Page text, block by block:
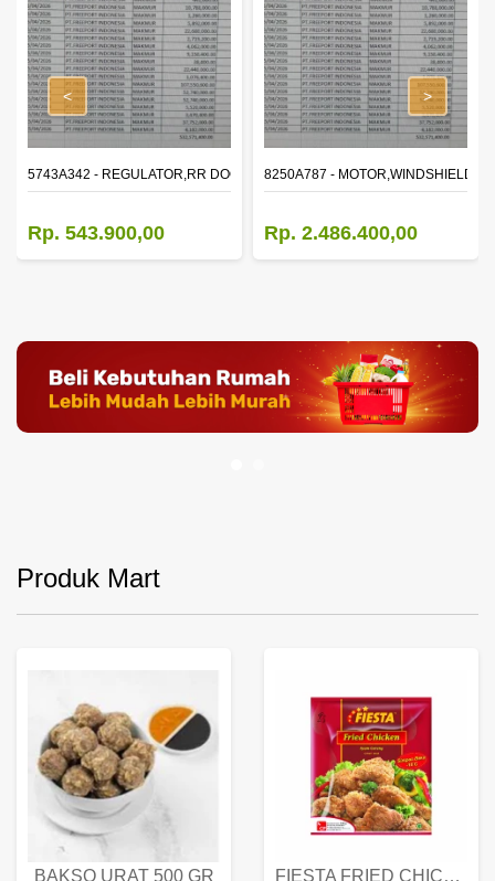
WINDOW,LH
5743A342 - REGULATOR,RR DOOR WINDOW,RH
Rp. 543.900,00
8250A787 - MOTOR,WINDSHIELD
Rp. 2.486.400,00
< >
Produk Mart
BAKSO URAT 500 GR FIESTA FRIED CHICKEN 500 GR